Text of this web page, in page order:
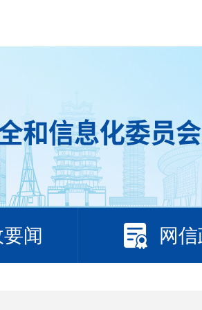
闻 网